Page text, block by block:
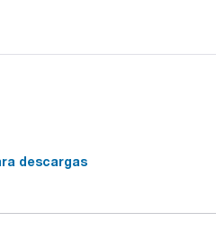
descargas